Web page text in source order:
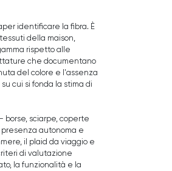
identificare la fibra. È
della maison,
rispetto alle
che documentano
del colore e l'assenza
cui si fonda la stima di
borse, sciarpe, coperte
autonoma e
il plaid da viaggio e
di valutazione
la funzionalità e la